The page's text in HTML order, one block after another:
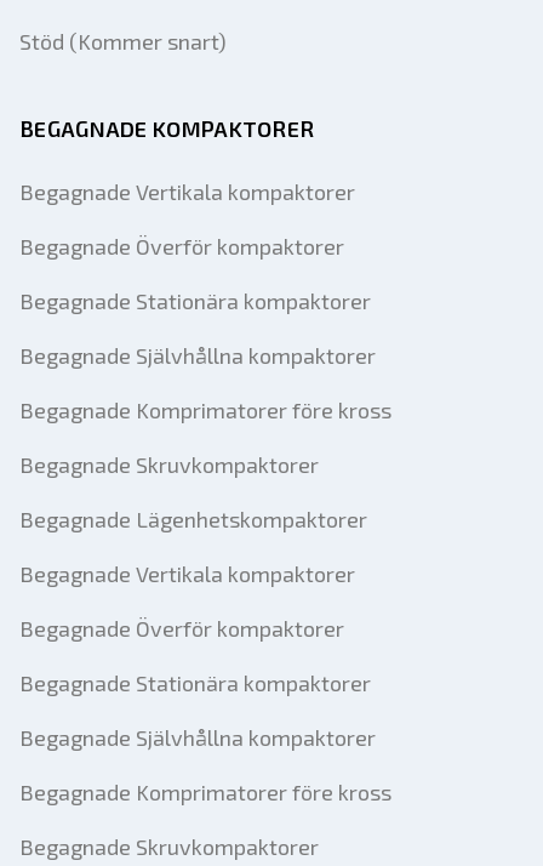
Stöd (Kommer snart)
BEGAGNADE KOMPAKTORER
Begagnade Vertikala kompaktorer
Begagnade Överför kompaktorer
Begagnade Stationära kompaktorer
Begagnade Självhållna kompaktorer
Begagnade Komprimatorer före kross
Begagnade Skruvkompaktorer
Begagnade Lägenhetskompaktorer
Begagnade Vertikala kompaktorer
Begagnade Överför kompaktorer
Begagnade Stationära kompaktorer
Begagnade Självhållna kompaktorer
Begagnade Komprimatorer före kross
Begagnade Skruvkompaktorer